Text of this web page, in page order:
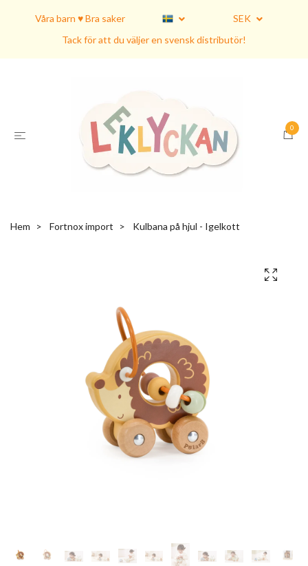
Våra barn ♥ Bra saker
SEK
Tack för att du väljer en svensk distributör!
0
Hem Fortnox import Kulbana på hjul - Igelkott